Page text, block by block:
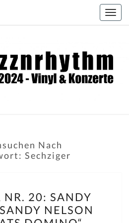
Seit
2024 –
Nach
Sechziger
NR.
20:
NR. 20: SANDY
NELSON